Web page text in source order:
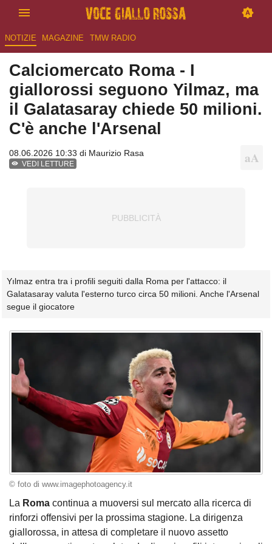
NOTIZIE MAGAZINE TMW RADIO
Calciomercato Roma - I
giallorossi seguono Yilmaz, ma
il Galatasaray chiede 50 milioni.
C'è anche l'Arsenal
08.06.2026 10:33 di Maurizio Rasa
VEDI LETTURE
Yılmaz entra tra i profili seguiti dalla Roma per l'attacco: il
Galatasaray valuta l'esterno turco circa 50 milioni. Anche l'Arsenal
segue il giocatore
© foto di www.imagephotoagency.it
La Roma continua a muoversi sul mercato alla ricerca di
rinforzi offensivi per la prossima stagione. La dirigenza
giallorossa, in attesa di completare il nuovo assetto